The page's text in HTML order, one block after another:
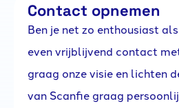
Contact opnemen
Ben je net zo enthousiast
even vrijblijvend contact
graag onze visie en lichten
van Scanfie graag